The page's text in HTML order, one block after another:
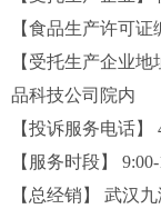
【食品生产许可证
【受托生产企业
品科技公司院内
【投诉服务电话】
【服务时段】
【总经销】 武汉